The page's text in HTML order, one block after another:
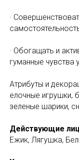
·
· Обогащать и
гуманные чувства
Атрибуты и
елочные игрушки,
зеленые шарики,
Действующие
Ежик, Лягушка,